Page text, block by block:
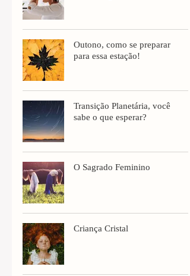
Outono, como se preparar
para essa estação!
Transição Planetária, você
sabe o que esperar?
O Sagrado Feminino
Criança Cristal